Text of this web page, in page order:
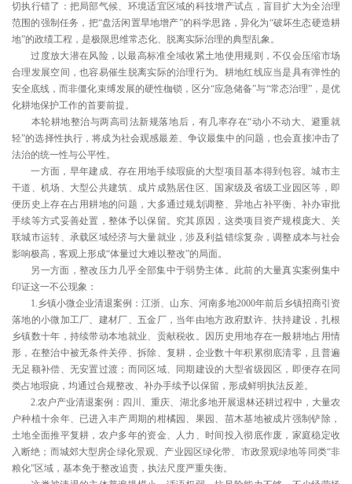
切执行错了：把局部气候、环境适宜区域的科技增产试点，盲目扩大为全治理
范围的强制任务，把“盘活闲置旱地增产”的科学思路，异化为“破坏生态硬造耕
地”的政绩工程，是极限思维常态化、脱离实际治理的典型乱象。
过度放大潜在风险，以最高标准全域收紧土地使用规则，不仅会压缩市场
合理发展空间，也容易催生脱离实际的治理行为。耕地红线应当是具有弹性的
安全底线，而非僵化束缚发展的硬性枷锁，区分“应急储备”与“常态治理”，是优
化耕地保护工作的首要前提。
本轮耕地整治与两高司法新规落地后，有几率存在“动小不动大、避重就
轻”的选择性执行，将成为社会观感最差、争议最集中的问题，也会直接冲击了
法治的统一性与公平性。
一方面，早年建成、存在用地手续瑕疵的大型项目基本得到包容。城市主
干道、机场、大型公共建筑、成片成熟居住区、国家级及省级工业园区等，即
便历史上存在占用耕地的问题，大多通过规划调整、异地占补平衡、补办审批
手续等方式妥善处置，整体予以保留。究其原因，这类项目资产规模庞大、关
联城市运转、承载区域经济与大量就业，涉及利益错综复杂，调整成本与社会
影响极高，客观上形成“体量过大难以整改”的局面。
另一方面，整改压力几乎全部集中于弱势主体。此前的大量真实案例集中
印证这一不公现象：
1.乡镇小微企业清退案例：江浙、山东、河南多地2000年前后乡镇招商引资
落地的小微加工厂、建材厂、五金厂，当年由地方政府默许、扶持建设，扎根
乡镇数十年，持续带动本地就业、贡献税收。因历史用地存在一般耕地占用情
形，在整治中被无条件关停、拆除、复耕，企业数十年积累彻底清零，且普遍
无足额补偿、无安置过渡；而同区域、同期建设的大型省级园区，即便存在同
类占地瑕疵，均通过合规整改、补办手续予以保留，形成鲜明执法反差。
2.农户产业清退案例：四川、重庆、湖北多地开展退林还耕过程中，大量农
户种植十余年、已进入丰产周期的柑橘园、果园、苗木基地被成片强制铲除，
土地全面推平复耕，农户多年的资金、人力、时间投入彻底作废，家庭稳定收
入断绝；而城郊大型房企绿化景观、产业园区绿化带、市政景观绿地等同类“非
粮化”区域，基本免于整改追责，执法尺度严重失衡。